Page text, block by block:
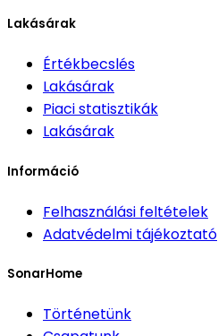
Lakásárak
Értékbecslés
Lakásárak
Piaci statisztikák
Lakásárak
Információ
Felhasználási feltételek
Adatvédelmi tájékoztató
SonarHome
Történetünk